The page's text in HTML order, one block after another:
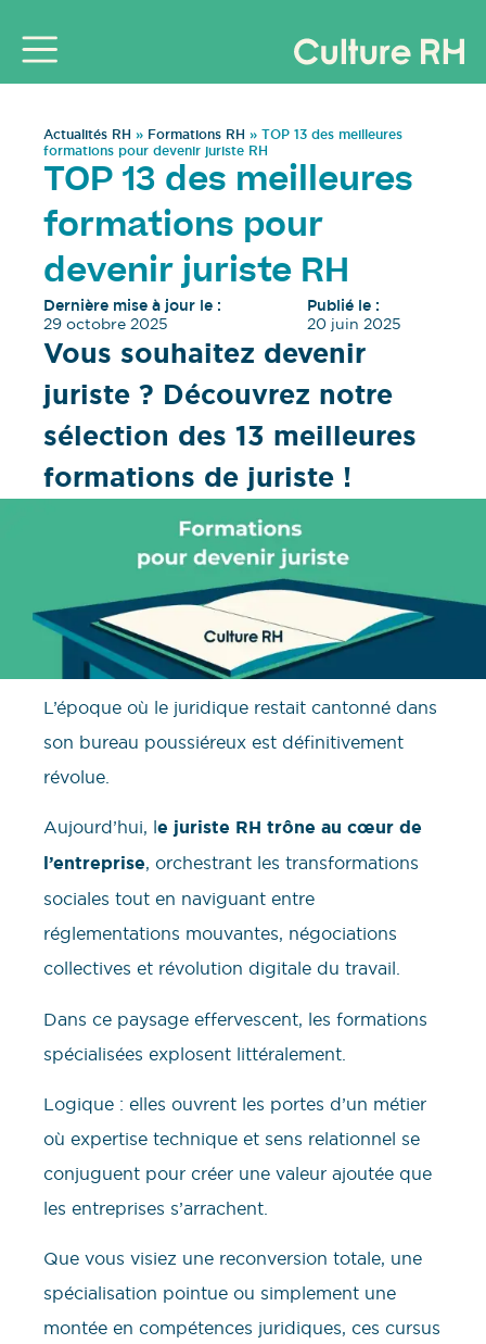
Actualités RH » Formations RH » TOP 13 des meilleures
formations pour devenir juriste RH
TOP 13 des meilleures
formations pour
devenir juriste RH
Dernière mise à jour le :
29 octobre 2025
Publié le :
20 juin 2025
Vous souhaitez devenir
juriste ? Découvrez notre
sélection des 13 meilleures
formations de juriste !
L’époque où le juridique restait cantonné dans
son bureau poussiéreux est définitivement
révolue.
Aujourd’hui, le juriste RH trône au cœur de
l’entreprise, orchestrant les transformations
sociales tout en naviguant entre
réglementations mouvantes, négociations
collectives et révolution digitale du travail.
Dans ce paysage effervescent, les formations
spécialisées explosent littéralement.
Logique : elles ouvrent les portes d’un métier
où expertise technique et sens relationnel se
conjuguent pour créer une valeur ajoutée que
les entreprises s’arrachent.
Que vous visiez une reconversion totale, une
spécialisation pointue ou simplement une
montée en compétences juridiques, ces cursus